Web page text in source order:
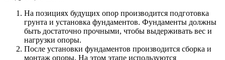
На позициях будущих опор производится подготовка
грунта и установка фундаментов. Фундаменты должны
быть достаточно прочными, чтобы выдерживать вес и
нагрузки опоры.
После установки фундаментов производится сборка и
монтаж опоры. На этом этапе используются